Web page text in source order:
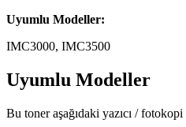
Uyumlu Modeller:
IMC3000, IMC3500
Uyumlu Modeller
Bu toner aşağıdaki yazıcı /